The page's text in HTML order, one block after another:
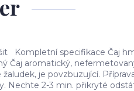
Kompletní specifikace Čaj
Čaj aromatický,
je povzbuzující.
Nechte 2-3 min. přikryté